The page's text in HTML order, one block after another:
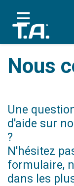
/ Nous contacter
Nous
Une
d'aide sur
?
N'hésitez
formulaire,
dans les